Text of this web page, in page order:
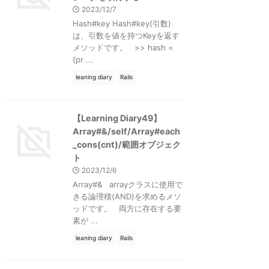
2023/12/7
Hash#key Hash#key(引数)
は、引数を値を持つKeyを返す
メソッドです。 >> hash =
{pr ...
leaning diary Rails
【Learning Diary49】
Array#&/self/Array#each
_cons(cnt)/範囲オブジェク
ト
2023/12/6
Array#& arrayクラスに使用で
きる論理積(AND)を求めるメソ
ッドです。 両方に存在する要
素が ...
leaning diary Rails